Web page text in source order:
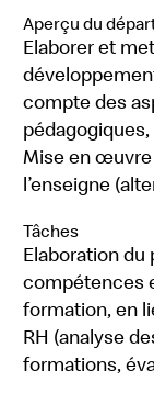
Aperçu du
Elaborer et
compte des
Mise en œuvre
l’enseigne
Tâches
Elaboration
compétences
formation, en
RH (analyse
formations,